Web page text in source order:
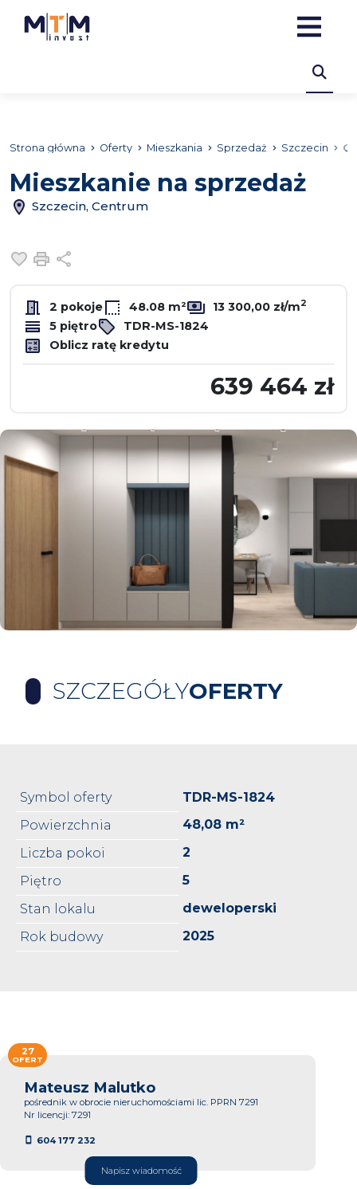
Strona główna Oferty Mieszkania Sprzedaż Szczecin
Mieszkanie na sprzedaż
Szczecin, Centrum
Dodaj do ulubionych
Drukuj
2 pokoje 48.08 m² 13 300,00 zł/m2
5 piętro
TDR-MS-1824
Oblicz ratę kredytu
639 464 zł
SZCZEGÓŁYOFERTY
Symbol oferty
TDR-MS-1824
Powierzchnia
48,08 m²
Liczba pokoi
2
Piętro
5
Stan lokalu
deweloperski
Rok budowy
2025
Mateusz Malutko
pośrednik w obrocie nieruchomościami lic. PPRN 7291
Nr licencji: 7291
604 177 232
Napisz wiadomość
27
OFERT